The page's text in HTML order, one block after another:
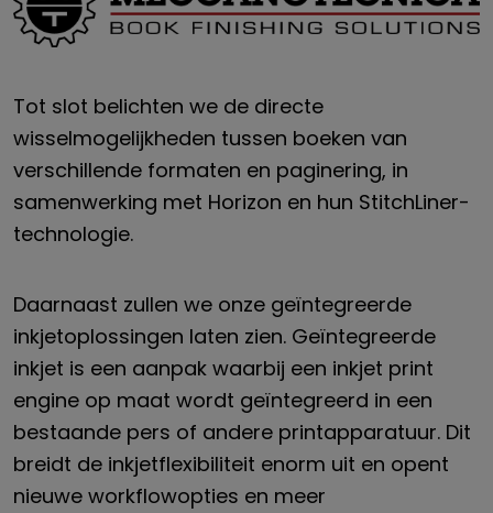
Tot slot belichten we de directe
wisselmogelijkheden tussen boeken van
verschillende formaten en paginering, in
samenwerking met Horizon en hun StitchLiner-
technologie.
Daarnaast zullen we onze geïntegreerde
inkjetoplossingen laten zien. Geïntegreerde
inkjet is een aanpak waarbij een inkjet print
engine op maat wordt geïntegreerd in een
bestaande pers of andere printapparatuur. Dit
breidt de inkjetflexibiliteit enorm uit en opent
nieuwe workflowopties en meer